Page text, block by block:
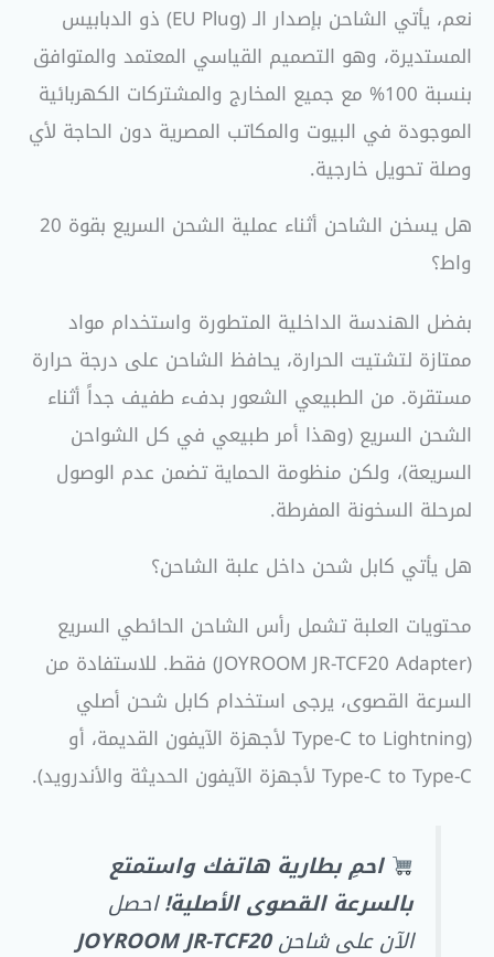
نعم، يأتي الشاحن بإصدار الـ (EU Plug) ذو الدبابيس
المستديرة، وهو التصميم القياسي المعتمد والمتوافق
بنسبة 100% مع جميع المخارج والمشتركات الكهربائية
الموجودة في البيوت والمكاتب المصرية دون الحاجة لأي
وصلة تحويل خارجية.
هل يسخن الشاحن أثناء عملية الشحن السريع بقوة 20
واط؟
بفضل الهندسة الداخلية المتطورة واستخدام مواد
ممتازة لتشتيت الحرارة، يحافظ الشاحن على درجة حرارة
مستقرة. من الطبيعي الشعور بدفء طفيف جداً أثناء
الشحن السريع (وهذا أمر طبيعي في كل الشواحن
السريعة)، ولكن منظومة الحماية تضمن عدم الوصول
لمرحلة السخونة المفرطة.
هل يأتي كابل شحن داخل علبة الشاحن؟
محتويات العلبة تشمل رأس الشاحن الحائطي السريع
(JOYROOM JR-TCF20 Adapter) فقط. للاستفادة من
السرعة القصوى، يرجى استخدام كابل شحن أصلي
(Type-C to Lightning لأجهزة الآيفون القديمة، أو
Type-C to Type-C لأجهزة الآيفون الحديثة والأندرويد).
احمِ بطارية هاتفك واستمتع
بالسرعة القصوى الأصلية!احصل
الآن على شاحنJOYROOM JR-TCF20